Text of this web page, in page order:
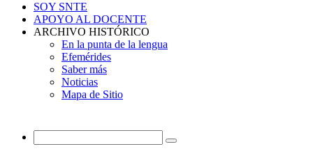
SOY SNTE
APOYO AL DOCENTE
ARCHIVO HISTÓRICO
En la punta de la lengua
Efemérides
Saber más
Noticias
Mapa de Sitio